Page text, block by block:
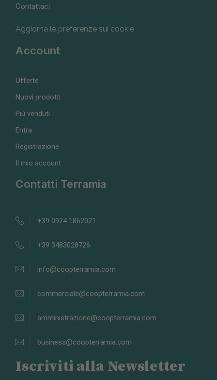
Contattaci
Aggiorna le preferenze sui cookie
Account
Offerte
Nuovi prodotti
Più venduti
Entra
Registrazione
Il mio account
Contatti Terramia
+39 0924 1862021
+39 3483028726
info@coopterramia.com
commerciale@coopterramia.com
amministrazione@coopterramia.com
business@coopterramia.com
Iscriviti alla Newsletter